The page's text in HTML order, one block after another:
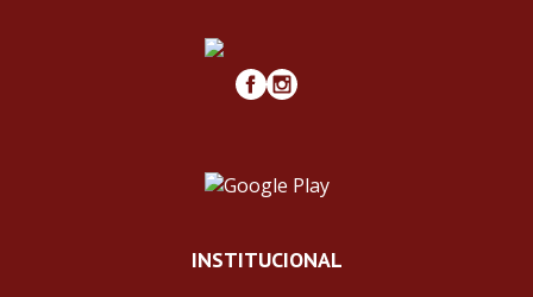
INSTITUCIONAL